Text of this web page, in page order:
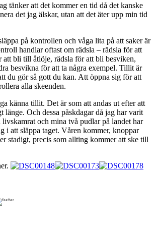
tänker att det kommer en tid då det kanske
det jag älskar, utan att det äter upp min tid
på kontrollen och våga lita på att saker är
handlar oftast om rädsla – rädsla för att
att bli till åtlöje, rädsla för att bli besviken,
besvikna för att ta några exempel. Tillit är
du gör så gott du kan. Att öppna sig för att
alla skeenden.
känna tillit. Det är som att andas ut efter att
länge. Och dessa påskdagar då jag har varit
och mina två pudlar på landet har
i att släppa taget. Våren kommer, knoppar
stadigt, precis som allting kommer att ske till